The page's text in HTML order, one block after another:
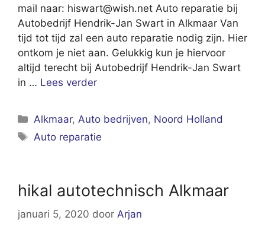
mail naar: hiswart@wish.net Auto reparatie bij
Autobedrijf Hendrik-Jan Swart in Alkmaar Van
tijd tot tijd zal een auto reparatie nodig zijn. Hier
ontkom je niet aan. Gelukkig kun je hiervoor
altijd terecht bij Autobedrijf Hendrik-Jan Swart
in … Lees verder
Categorieën
Alkmaar, Auto bedrijven, Noord Holland
Tags
Auto reparatie
hikal autotechnisch Alkmaar
januari 5, 2020 door Arjan